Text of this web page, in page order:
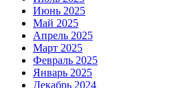
Июнь 2025
Май 2025
Апрель 2025
Март 2025
Февраль 2025
Январь 2025
Декабрь 2024